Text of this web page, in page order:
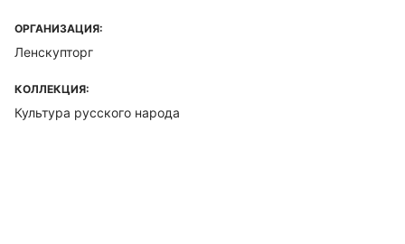
ОРГАНИЗАЦИЯ:
Ленскупторг
КОЛЛЕКЦИЯ:
Культура русского народа